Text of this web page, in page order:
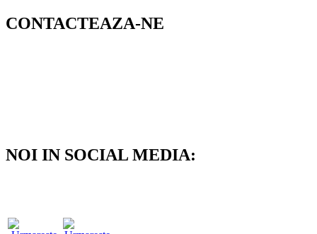
CONTACTEAZA-NE
NOI IN SOCIAL MEDIA: